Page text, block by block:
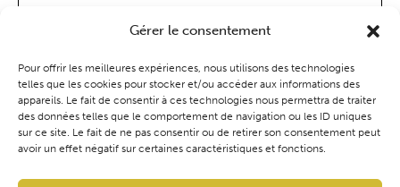
Gérer le consentement
Pour offrir les meilleures expériences, nous utilisons des technologies
telles que les cookies pour stocker et/ou accéder aux informations des
appareils. Le fait de consentir à ces technologies nous permettra de traiter
des données telles que le comportement de navigation ou les ID uniques
sur ce site. Le fait de ne pas consentir ou de retirer son consentement peut
avoir un effet négatif sur certaines caractéristiques et fonctions.
Coaching Événements Blog Boutique